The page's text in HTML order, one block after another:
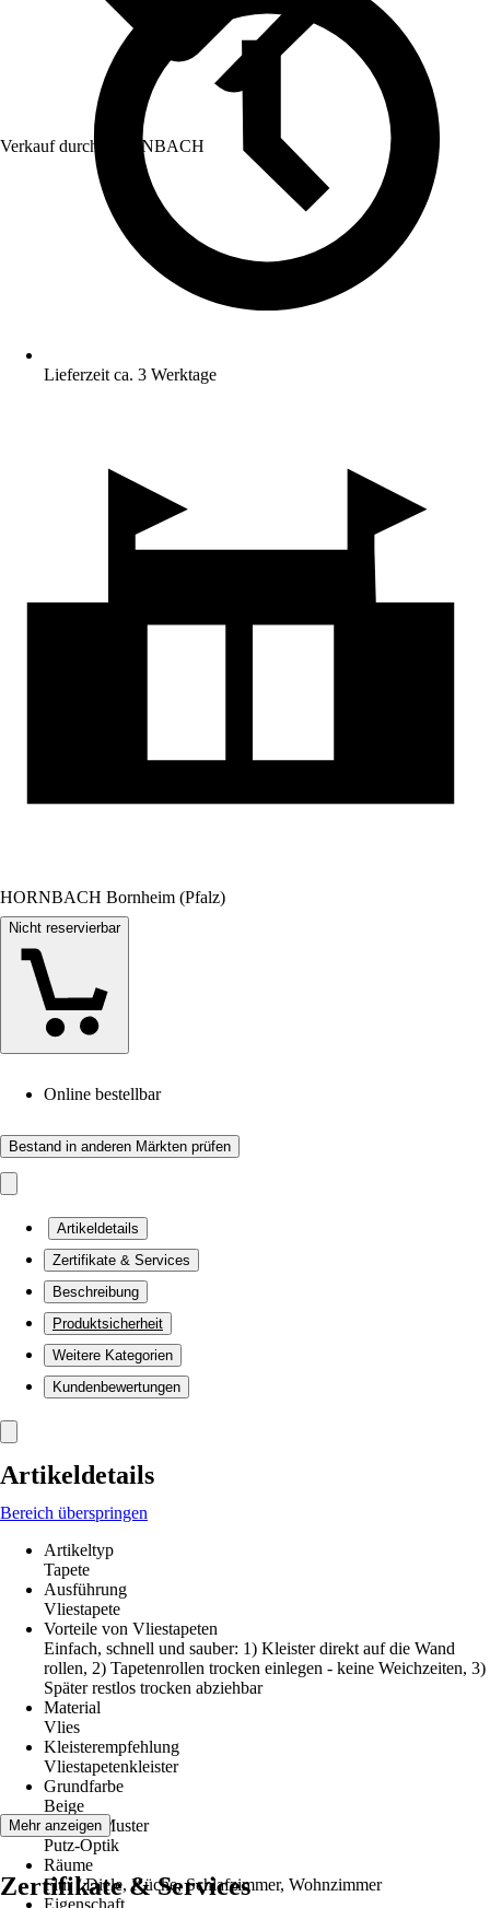
Verkauf durch: HORNBACH
Lieferzeit ca. 3 Werktage
HORNBACH Bornheim (Pfalz)
Nicht reservierbar
Online bestellbar
Bestand in anderen Märkten prüfen
Artikeldetails
Zertifikate & Services
Beschreibung
Produktsicherheit
Weitere Kategorien
Kundenbewertungen
Artikeldetails
Bereich überspringen
Artikeltyp
Tapete
Ausführung
Vliestapete
Vorteile von Vliestapeten
Einfach, schnell und sauber: 1) Kleister direkt auf die Wand
rollen, 2) Tapetenrollen trocken einlegen - keine Weichzeiten, 3)
Später restlos trocken abziehbar
Material
Vlies
Kleisterempfehlung
Vliestapetenkleister
Grundfarbe
Beige
Dekor / Muster
Putz-Optik
Räume
Flur / Diele, Küche, Schlafzimmer, Wohnzimmer
Eigenschaft
Mehr anzeigen
Zertifikate & Services